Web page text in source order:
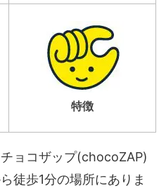
特徴
ョコザップ(chocoZAP)
徒歩1分の場所にありま